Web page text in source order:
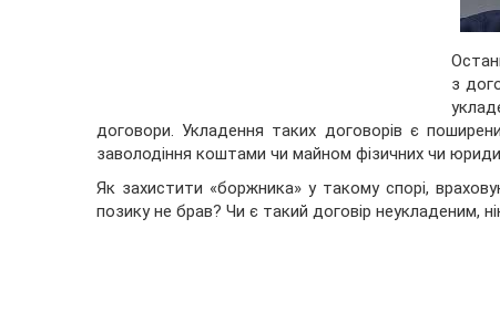
з
договори. Укладення таких договорів є
заволодіння коштами чи майном фізичних чи
Як захистити «боржника» у такому спорі,
позику не брав? Чи є такий договір неукладеним,